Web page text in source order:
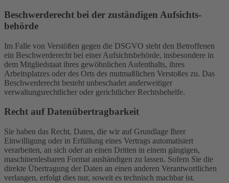
Beschwerde­recht bei der zuständigen Aufsichts­
behörde
Im Falle von Verstößen gegen die DSGVO steht den Betroffenen
ein Beschwerderecht bei einer Aufsichtsbehörde, insbesondere in
dem Mitgliedstaat ihres gewöhnlichen Aufenthalts, ihres
Arbeitsplatzes oder des Orts des mutmaßlichen Verstoßes zu. Das
Beschwerderecht besteht unbeschadet anderweitiger
verwaltungsrechtlicher oder gerichtlicher Rechtsbehelfe.
Recht auf Daten­übertrag­barkeit
Sie haben das Recht, Daten, die wir auf Grundlage Ihrer
Einwilligung oder in Erfüllung eines Vertrags automatisiert
verarbeiten, an sich oder an einen Dritten in einem gängigen,
maschinenlesbaren Format aushändigen zu lassen. Sofern Sie die
direkte Übertragung der Daten an einen anderen Verantwortlichen
verlangen, erfolgt dies nur, soweit es technisch machbar ist.